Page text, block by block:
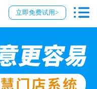
立即免费试用>